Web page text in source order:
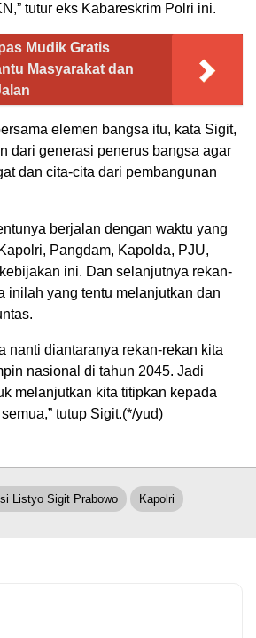
tutur eks Kabareskrim Polri ini.
Mudik Gratis
Masyarakat dan
elemen bangsa itu, kata Sigit,
dari generasi penerus bangsa agar
dan cita-cita dari pembangunan
berjalan dengan waktu yang
Pangdam, Kapolda, PJU,
ini. Dan selanjutnya rekan-
inilah yang tentu melanjutkan dan
nanti diantaranya rekan-rekan kita
nasional di tahun 2045. Jadi
melanjutkan kita titipkan kepada
tutup Sigit.(*/yud)
Listyo Sigit Prabowo Kapolri